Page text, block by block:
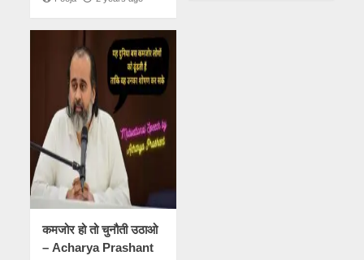
कमजोर हो तो चुनौती उठाओ
– Acharya Prashant